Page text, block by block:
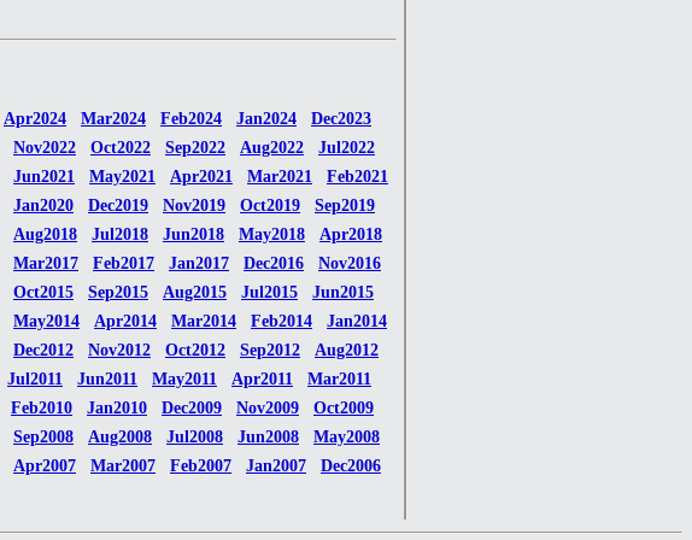
Apr2024 Mar2024 Feb2024 Jan2024
Dec2023
Nov2022 Oct2022 Sep2022 Aug2022
Jul2022
Jun2021 May2021 Apr2021 Mar2021
Feb2021
Jan2020 Dec2019 Nov2019 Oct2019
Sep2019
Aug2018 Jul2018 Jun2018 May2018
Apr2018
Mar2017 Feb2017 Jan2017 Dec2016
Nov2016
Oct2015 Sep2015 Aug2015 Jul2015
Jun2015
May2014 Apr2014 Mar2014 Feb2014
Jan2014
Dec2012 Nov2012 Oct2012 Sep2012
Aug2012
Jul2011 Jun2011 May2011 Apr2011
Mar2011
Feb2010 Jan2010 Dec2009 Nov2009
Oct2009
Sep2008 Aug2008 Jul2008 Jun2008
May2008
Apr2007 Mar2007 Feb2007 Jan2007
Dec2006